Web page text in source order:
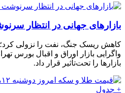
بازارهای جهانی در انتظار
کاهش ریسک جنگ، نفت را نزولی
واگرایی بازار اوراق و اقبال بورس
بازارها را تحت‌تأثیر قرار داد.